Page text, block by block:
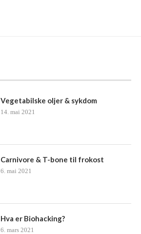
Vegetabilske oljer & sykdom
14. mai 2021
Carnivore & T-bone til frokost
6. mai 2021
Hva er Biohacking?
6. mars 2021